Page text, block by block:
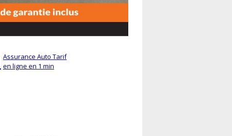
Assurance Auto Tarif
en ligne en 1 min